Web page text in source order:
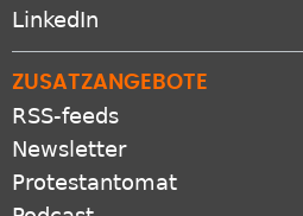
LinkedIn
ZUSATZANGEBOTE
RSS-feeds
Newsletter
Protestantomat